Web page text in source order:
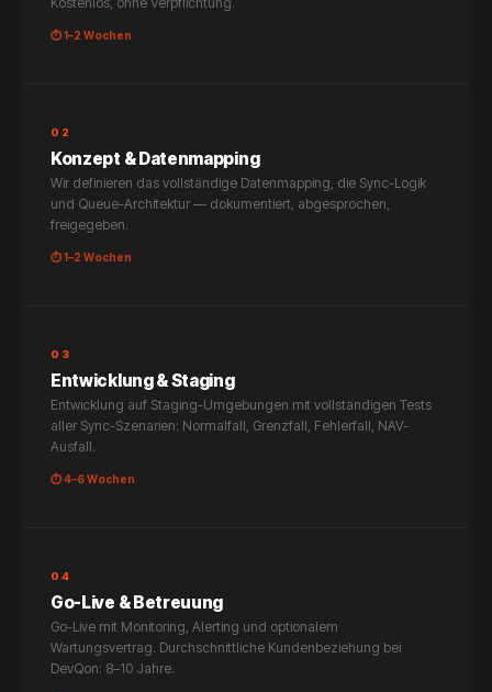
⏱ 1–2 Wochen
02
Konzept & Datenmapping
Wir definieren das vollständige Datenmapping, die Sync-Logik
und Queue-Architektur — dokumentiert, abgesprochen,
freigegeben.
⏱ 1–2 Wochen
03
Entwicklung & Staging
Entwicklung auf Staging-Umgebungen mit vollständigen Tests
aller Sync-Szenarien: Normalfall, Grenzfall, Fehlerfall, NAV-
Ausfall.
⏱ 4–6 Wochen
04
Go-Live & Betreuung
Go-Live mit Monitoring, Alerting und optionalem
Wartungsvertrag. Durchschnittliche Kundenbeziehung bei
DevQon: 8–10 Jahre.